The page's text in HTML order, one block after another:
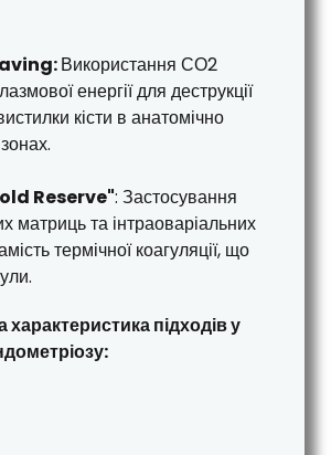
Використання СО2
енергії для деструкції
кісти в анатомічно
Reserve": Застосування
матриць та інтраоваріальних
термічної коагуляції, що
підходів у